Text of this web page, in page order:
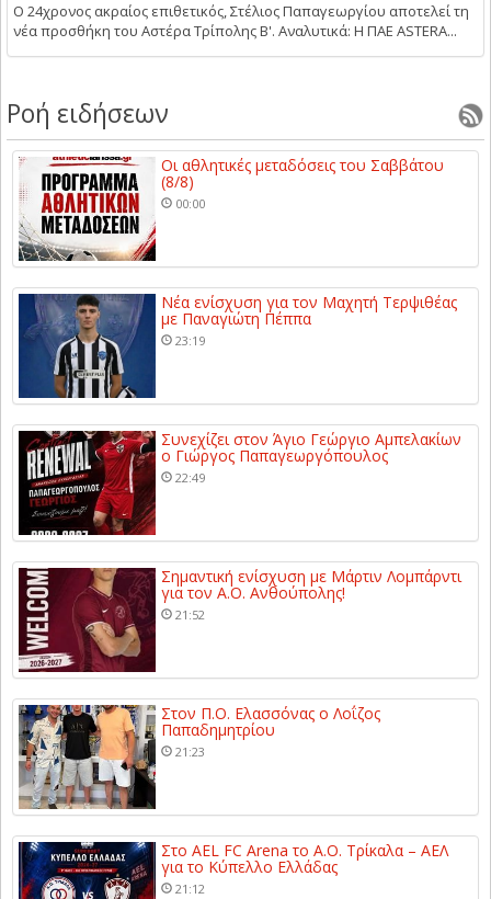
Ο 24χρονος ακραίος επιθετικός, Στέλιος Παπαγεωργίου αποτελεί τη
νέα προσθήκη του Αστέρα Τρίπολης Β'. Αναλυτικά: Η ΠΑΕ ASTERA...
Ροή ειδήσεων
Οι αθλητικές μεταδόσεις του Σαββάτου
(8/8)
00:00
Νέα ενίσχυση για τον Μαχητή Τερψιθέας
με Παναγιώτη Πέππα
23:19
Συνεχίζει στον Άγιο Γεώργιο Αμπελακίων
ο Γιώργος Παπαγεωργόπουλος
22:49
Σημαντική ενίσχυση με Μάρτιν Λομπάρντι
για τον Α.Ο. Ανθούπολης!
21:52
Στον Π.Ο. Ελασσόνας ο Λοΐζος
Παπαδημητρίου
21:23
Στο AEL FC Arena το Α.Ο. Τρίκαλα – ΑΕΛ
για το Κύπελλο Ελλάδας
21:12